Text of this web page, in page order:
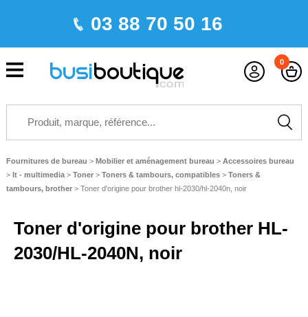
03 88 70 50 16
0
Fournitures de bureau > Mobilier et aménagement bureau > Accessoires bureau
> It - multimedia > Toner > Toners & tambours, compatibles > Toners &
tambours, brother> Toner d'origine pour brother hl-2030/hl-2040n, noir
Toner d'origine pour brother HL-
2030/HL-2040N, noir